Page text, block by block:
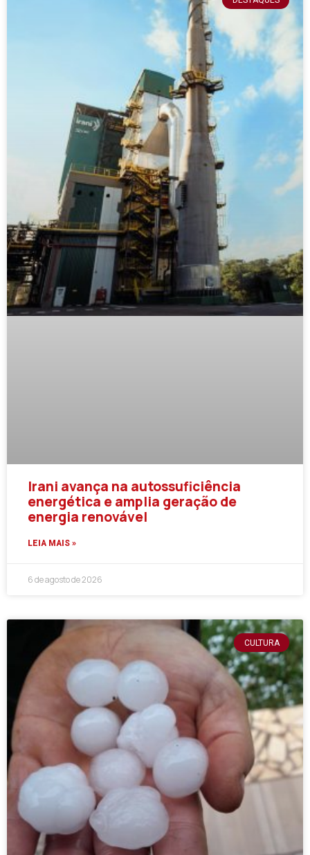
Irani avança na autossuficiência
energética e amplia geração de
energia renovável
LEIA MAIS »
6 de agosto de 2026
CULTURA